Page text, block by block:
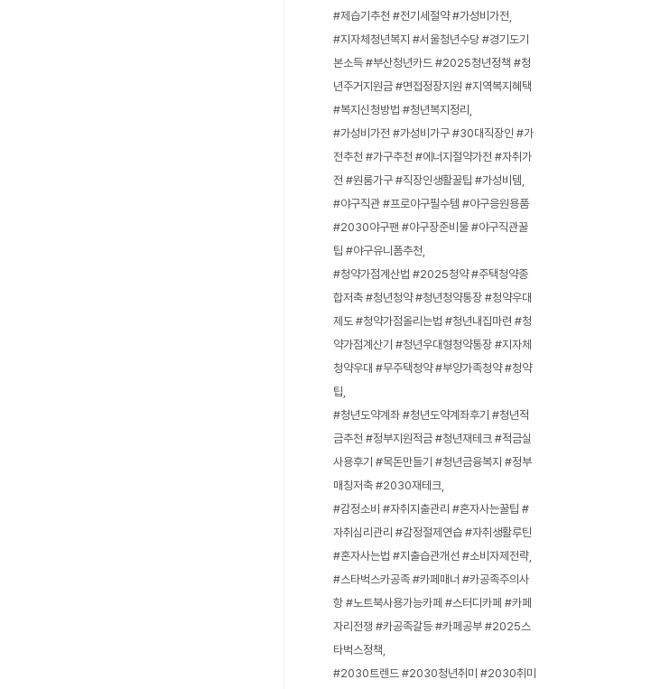
#제습기추천 #전기세절약 #가성비가전
#지자체청년복지 #서울청년수당 #경기도기
본소득 #부산청년카드 #2025청년정책 #청
년주거지원금 #면접정장지원 #지역복지혜택
#복지신청방법 #청년복지정리
#가성비가전 #가성비가구 #30대직장인 #가
전추천 #가구추천 #에너지절약가전 #자취가
전 #원룸가구 #직장인생활꿀팁 #가성비템
#야구직관 #프로야구필수템 #야구응원용품
#2030야구팬 #야구장준비물 #야구직관꿀
팁 #야구유니폼추천
#청약가점계산법 #2025청약 #주택청약종
합저축 #청년청약 #청년청약통장 #청약우대
제도 #청약가점올리는법 #청년내집마련 #청
약가점계산기 #청년우대형청약통장 #지자체
청약우대 #무주택청약 #부양가족청약 #청약
팁
#청년도약계좌 #청년도약계좌후기 #청년적
금추천 #정부지원적금 #청년재테크 #적금실
사용후기 #목돈만들기 #청년금융복지 #정부
매칭저축 #2030재테크
#감정소비 #자취지출관리 #혼자사는꿀팁 #
자취심리관리 #감정절제연습 #자취생활루틴
#혼자사는법 #지출습관개선 #소비자제전략
#스타벅스카공족 #카페매너 #카공족주의사
항 #노트북사용가능카페 #스터디카페 #카페
자리전쟁 #카공족갈등 #카페공부 #2025스
타벅스정책
#2030트렌드 #2030청년취미 #2030취미